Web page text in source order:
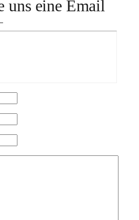
uns eine Email